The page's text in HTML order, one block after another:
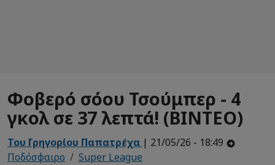
Φοβερό σόου Τσούμπερ - 4
γκολ σε 37 λεπτά! (ΒΙΝΤΕΟ)
Του Γρηγορίου Παπατρέχα | 21/05/26 - 18:49
Ποδόσφαιρο
Super League